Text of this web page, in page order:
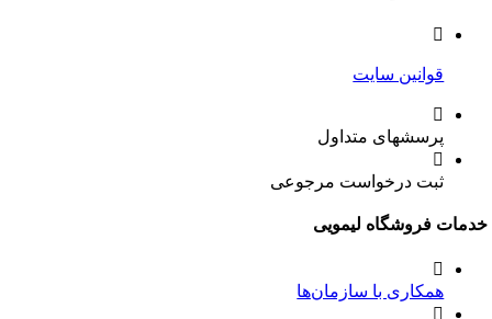
قوانین سایت
پرسشهای متداول
ثبت درخواست مرجوعی
فروشگاه لیمویی
همکاری با سازمان‌ها